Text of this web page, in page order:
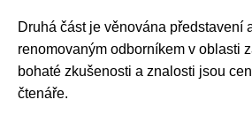
Druhá část je věnována představení
renomovaným odborníkem v oblasti
bohaté zkušenosti a znalosti jsou
čtenáře.